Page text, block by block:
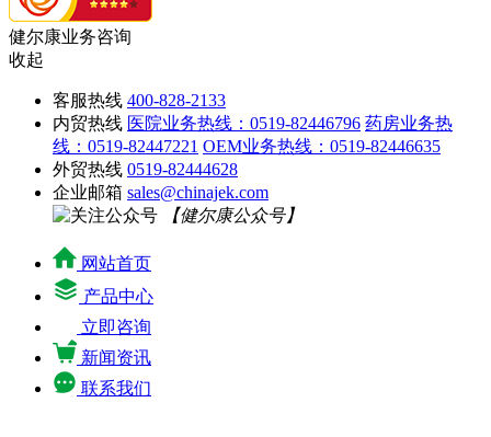
健尔康业务咨询
收起
客服热线 400-828-2133
内贸热线 医院业务热线：0519-82446796 药房业务热
线：0519-82447221 OEM业务热线：0519-82446635
外贸热线 0519-82444628
企业邮箱 sales@chinajek.com
【健尔康公众号】
网站首页
产品中心
立即咨询
新闻资讯
联系我们